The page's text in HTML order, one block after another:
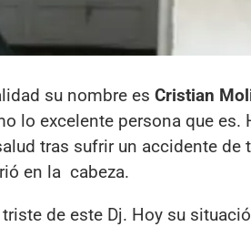
su nombre es Cristian
lo excelente persona que es.
tras sufrir un accidente de
en la cabeza.
de este Dj. Hoy su